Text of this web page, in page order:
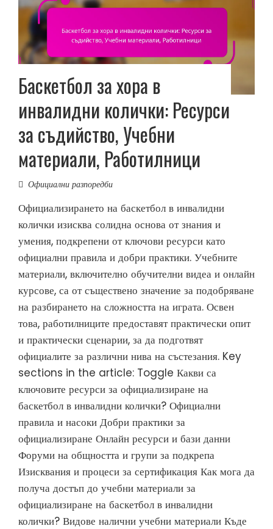
Баскетбол за хора в
инвалидни колички: Ресурси
за съдийство, Учебни
материали, Работилници
Официални разпоредби
Официализирането на баскетбол в инвалидни
колички изисква солидна основа от знания и
умения, подкрепени от ключови ресурси като
официални правила и добри практики. Учебните
материали, включително обучителни видеа и онлайн
курсове, са от съществено значение за подобряване
на разбирането на сложността на играта. Освен
това, работилниците предоставят практически опит
и практически сценарии, за да подготвят
официалите за различни нива на състезания. Key
sections in the article: Toggle Какви са
ключовите ресурси за официализиране на
баскетбол в инвалидни колички? Официални
правила и насоки Добри практики за
официализиране Онлайн ресурси и бази данни
Форуми на общността и групи за подкрепа
Изисквания и процеси за сертификация Как мога да
получа достъп до учебни материали за
официализиране на баскетбол в инвалидни
колички? Видове налични учебни материали Къде